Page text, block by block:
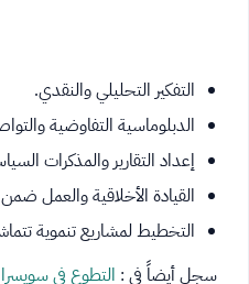
التفكير التحليلي والنقدي.
الدبلوماسية التفاوضية
إعداد التقارير والمذكرات
القيادة الأخلاقية والعمل
التخطيط لمشاريع تنموية تتماشى
سجل أيضاً في : التطوع في سويسرا